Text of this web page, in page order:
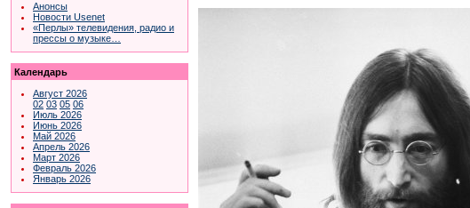
Анонсы
Новости Usenet
«Перлы» телевидения, радио и
прессы о музыке…
Календарь
Август 2026
02 03 05 06
Июль 2026
Июнь 2026
Май 2026
Апрель 2026
Март 2026
Февраль 2026
Январь 2026